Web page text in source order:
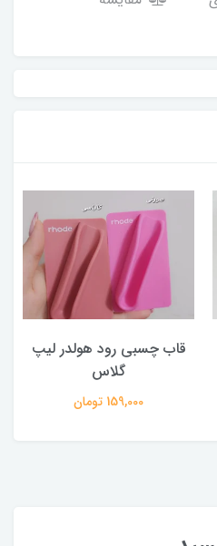
قاب چسبی رود هولدر لیپ
گلاس
159,000 تومان